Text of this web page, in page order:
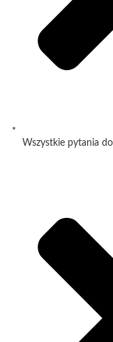
Wszystkie pytania